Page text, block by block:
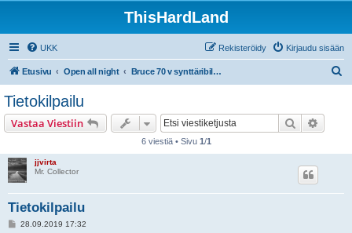
ThisHardLand
UKK Kirjaudu sisään
Rekisteröidy
Etusivu Open all night Bruce 70 v synttäribileet pe 27.9.2019 On The Rocks, Helsinki
Tietokilpailu
Vastaa Viestiin Etsi
6 viestiä • Sivu 1/1
jjvirta
Mr. Collector
Tietokilpailu
V28.09.2019 17:32